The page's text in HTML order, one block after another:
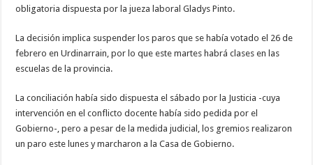
obligatoria dispuesta por la jueza laboral Gladys Pinto.
La decisión implica suspender los paros que se había votado el 26 de
febrero en Urdinarrain, por lo que este martes habrá clases en las
escuelas de la provincia.
La conciliación había sido dispuesta el sábado por la Justicia -cuya
intervención en el conflicto docente había sido pedida por el
Gobierno-, pero a pesar de la medida judicial, los gremios realizaron
un paro este lunes y marcharon a la Casa de Gobierno.